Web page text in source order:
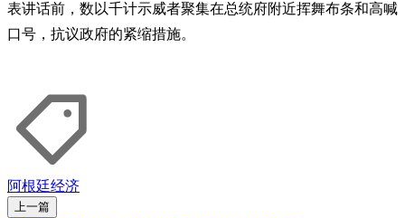
表讲话前，数以千计示威者聚集在总统府附近挥舞布条和高喊
口号，抗议政府的紧缩措施。
阿根廷经济
上一篇